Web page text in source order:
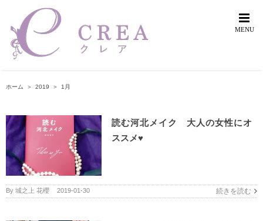
content
ホーム ＞ 2019 ＞ 1月
読む河北メイク 大人の女性にオ
ススメ♥︎
By 城之上 花櫻 2019-01-30 続きを読む